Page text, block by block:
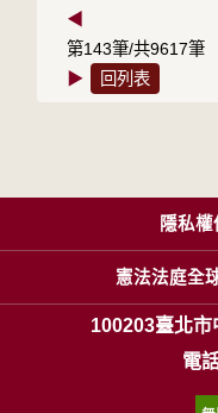
◀
第143筆/共9617筆
▶
回列表
隱私
憲法法庭全
100203臺北市
電